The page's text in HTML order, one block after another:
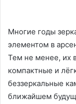
Многие годы
элементом в
Тем не менее, их
компактные и
беззеркальные
ближайшем